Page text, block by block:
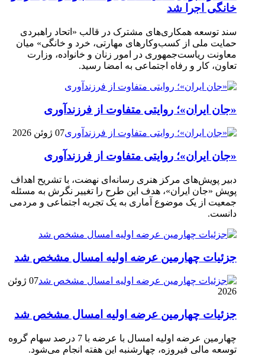
خانگی اجرا شد
سند توسعه همکاری‌های مشترک در قالب «اتحاد راهبردی
حمایت ملی از کسب‌وکارهای مهارتی، خرد و خانگی» میان
معاونت ریاست‌جمهوری در امور زنان و خانواده، وزارت
تعاون، کار و رفاه اجتماعی به امضا رسید.
«جان ایران»؛ روایتی متفاوت از فرزندآوری
07 ژوئن 2026
«جان ایران»؛ روایتی متفاوت از فرزندآوری
دبیر پویش‌های مرکز هنری رسانه‌ای نهضت، با تشریح اهداف
پویش «جان ایران»، هدف این طرح را تغییر نگرش به مسئله
جمعیت از یک موضوع آماری به یک تجربه اجتماعی و مردمی
دانست.
جزئیات چهارمین عرضه اولیه امسال مشخص شد
07 ژوئن
2026
جزئیات چهارمین عرضه اولیه امسال مشخص شد
چهارمین عرضه اولیه امسال با عرضه با 7 درصد سهام گروه
توسعه مالی فیروزه، چهارشنبه این هفته انجام می‌شود.